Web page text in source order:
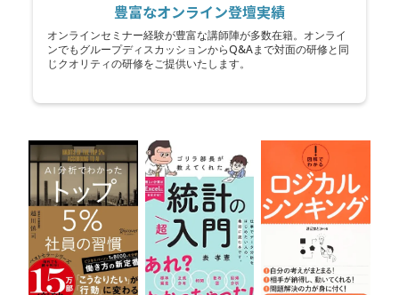
豊富なオンライン登壇実績
オンラインセミナー経験が豊富な講師陣が多数在籍。オンライ
ンでもグループディスカッションからQ&Aまで対面の研修と同
じクオリティの研修をご提供いたします。